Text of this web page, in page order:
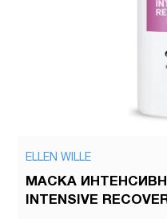
ELLEN WILLE
МАСКА
INTENSIVE